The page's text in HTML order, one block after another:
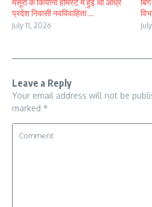
प्रदेश निवासी नवविवाहिता ...
July 11, 2026
Leave a Reply
Your email address will not be
marked *